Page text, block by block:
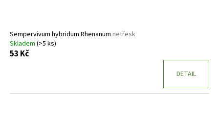
Sempervivum hybridum Rhenanum netřesk
Skladem (>5 ks)
53 Kč
DETAIL